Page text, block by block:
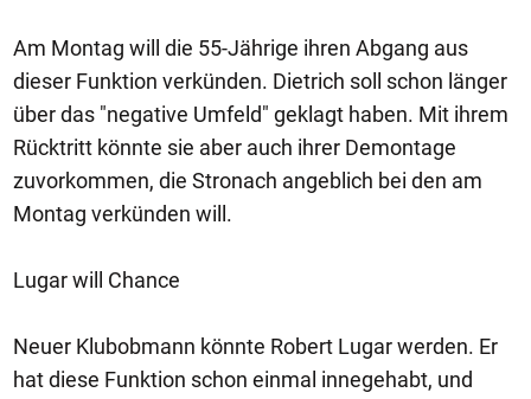
Am Montag will die 55-Jährige ihren Abgang aus
dieser Funktion verkünden. Dietrich soll schon länger
über das "negative Umfeld" geklagt haben. Mit ihrem
Rücktritt könnte sie aber auch ihrer Demontage
zuvorkommen, die Stronach angeblich bei den am
Montag verkünden will.
Lugar will Chance
Neuer Klubobmann könnte Robert Lugar werden. Er
hat diese Funktion schon einmal innegehabt, und